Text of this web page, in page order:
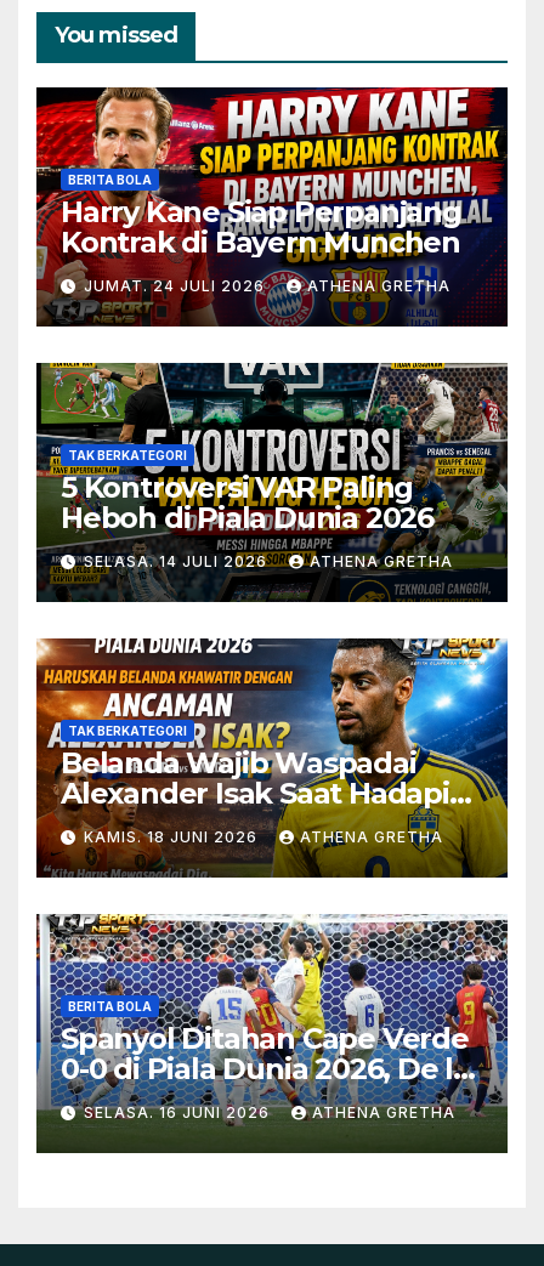
You missed
BERITA BOLA
Harry Kane Siap Perpanjang
Kontrak di Bayern Munchen
JUMAT. 24 JULI 2026 ATHENA GRETHA
TAK BERKATEGORI
5 Kontroversi VAR Paling
Heboh di Piala Dunia 2026
SELASA. 14 JULI 2026 ATHENA GRETHA
TAK BERKATEGORI
Belanda Wajib Waspadai
Alexander Isak Saat Hadapi
Swedia
KAMIS. 18 JUNI 2026 ATHENA GRETHA
BERITA BOLA
Spanyol Ditahan Cape Verde
0-0 di Piala Dunia 2026, De la
Fuente Soroti Kurangnya
Ketajaman
SELASA. 16 JUNI 2026 ATHENA GRETHA